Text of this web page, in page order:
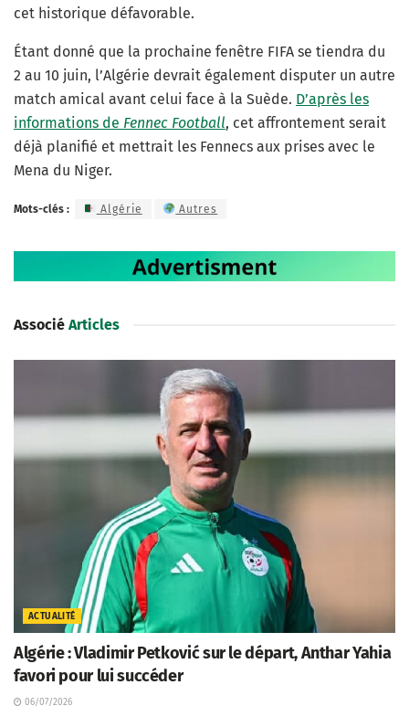
cet historique défavorable.
Étant donné que la prochaine fenêtre FIFA se tiendra du
2 au 10 juin, l’Algérie devrait également disputer un autre
match amical avant celui face à la Suède. D’après les
informations de Fennec Football, cet affrontement serait
déjà planifié et mettrait les Fennecs aux prises avec le
Mena du Niger.
Mots-clés : Algérie Autres
Associé Articles
ACTUALITÉ
Algérie : Vladimir Petković sur le départ, Anthar Yahia
favori pour lui succéder
06/07/2026